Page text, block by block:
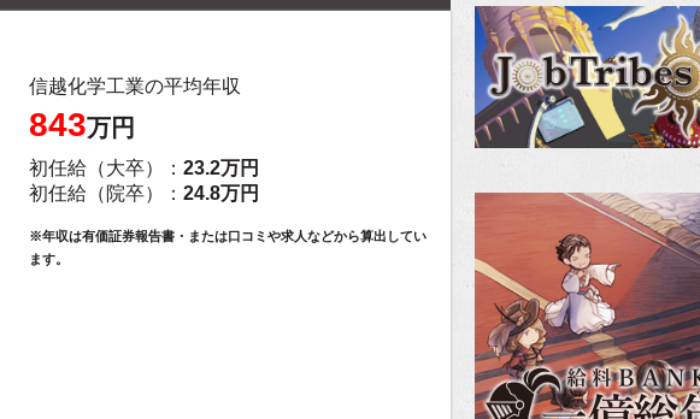
信越化学工業の平均年収
843万円
初任給（大卒）： 23.2万円
初任給（院卒）： 24.8万円
※年収は有価証券報告書・または口コミや求人などから算出してい
ます。